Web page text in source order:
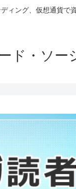
ィング、仮想通貨
ド・ソ